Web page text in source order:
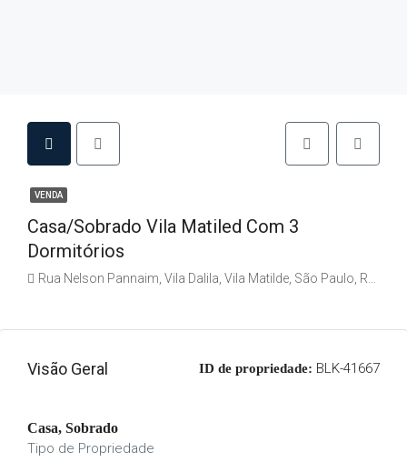
VENDA
Casa/Sobrado Vila Matiled Com 3
Dormitórios
Rua Nelson Pannaim, Vila Dalila, Vila Matilde, São Paulo, Região Imediata de São Paulo, Região Metropolitana de São Paulo, Região Geográfica Intermediária de São Paulo, São Paulo, Região Sudeste, 03518-010, Brasil
Visão Geral ID de propriedade: BLK-41667
Casa, Sobrado
Tipo de Propriedade